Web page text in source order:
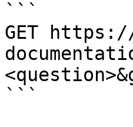
```
GET
```